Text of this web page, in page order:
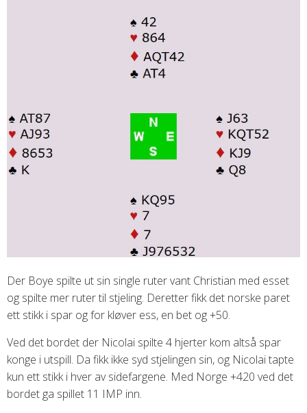
Der Boye spilte ut sin single ruter vant Christian med esset
og spilte mer ruter til stjeling. Deretter fikk det norske paret
ett stikk i spar og for kløver ess, en bet og +50.
Ved det bordet der Nicolai spilte 4 hjerter kom altså spar
konge i utspill. Da fikk ikke syd stjelingen sin, og Nicolai tapte
kun ett stikk i hver av sidefargene. Med Norge +420 ved det
bordet ga spillet 11 IMP inn.